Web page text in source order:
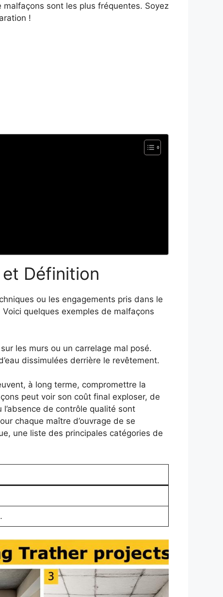
sont les plus fréquentes. Soyez
!
Définition
ou les engagements pris dans le
quelques exemples de malfaçons
les murs ou un carrelage mal posé.
dissimulées derrière le revêtement.
à long terme, compromettre la
peut voir son coût final exploser, de
de contrôle qualité sont
chaque maître d’ouvrage de se
une liste des principales catégories de